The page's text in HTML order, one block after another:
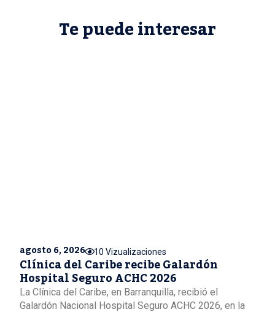
Te puede interesar
agosto 6, 2026 10 Vizualizaciones
Clínica del Caribe recibe Galardón
Hospital Seguro ACHC 2026
La Clínica del Caribe, en Barranquilla, recibió el
Galardón Nacional Hospital Seguro ACHC 2026, en la